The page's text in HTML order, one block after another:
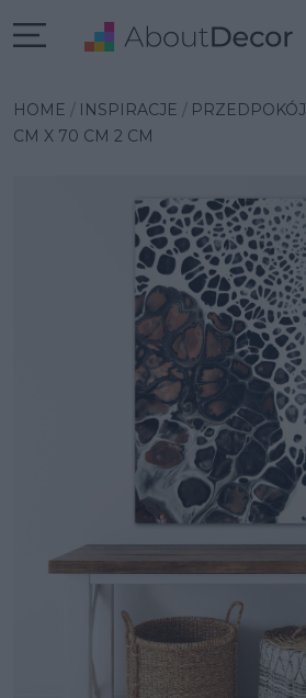
HOME INSPIRACJE PRZEDPOKÓJ
CM X 70 CM 2 CM